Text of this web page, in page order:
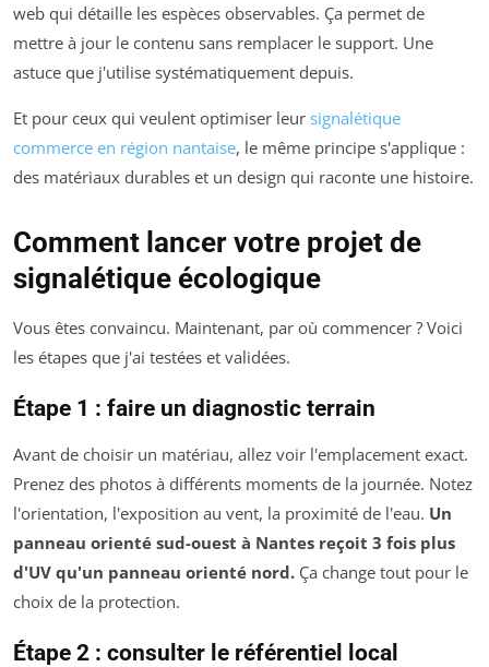
web qui détaille les espèces observables. Ça permet de
mettre à jour le contenu sans remplacer le support. Une
astuce que j'utilise systématiquement depuis.
Et pour ceux qui veulent optimiser leur signalétique
commerce en région nantaise, le même principe s'applique :
des matériaux durables et un design qui raconte une histoire.
Comment lancer votre projet de
signalétique écologique
Vous êtes convaincu. Maintenant, par où commencer ? Voici
les étapes que j'ai testées et validées.
Étape 1 : faire un diagnostic terrain
Avant de choisir un matériau, allez voir l'emplacement exact.
Prenez des photos à différents moments de la journée. Notez
l'orientation, l'exposition au vent, la proximité de l'eau. Un
panneau orienté sud-ouest à Nantes reçoit 3 fois plus
d'UV qu'un panneau orienté nord. Ça change tout pour le
choix de la protection.
Étape 2 : consulter le référentiel local